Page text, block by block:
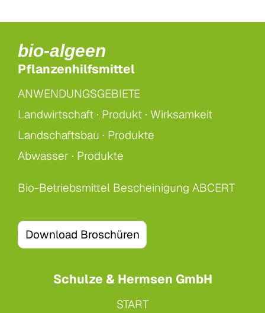
bio-algeen
Pflanzenhilfsmittel
ANWENDUNGSGEBIETE
Landwirtschaft · Produkt · Wirksamkeit
Landschaftsbau · Produkte
Abwasser · Produkte
Bio-Betriebsmittel Bescheinigung ABCERT
Download Broschüren
Schulze & Hermsen GmbH
START